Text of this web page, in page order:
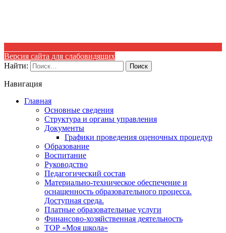
Версия сайта для слабовидящих
Найти:
Навигация
Главная
Основные сведения
Структура и органы управления
Документы
Графики проведения оценочных процедур
Образование
Воспитание
Руководство
Педагогический состав
Материально-техническое обеспечение и
оснащенность образовательного процесса.
Доступная среда.
Платные образовательные услуги
Финансово-хозяйственная деятельность
ТОР «Моя школа»